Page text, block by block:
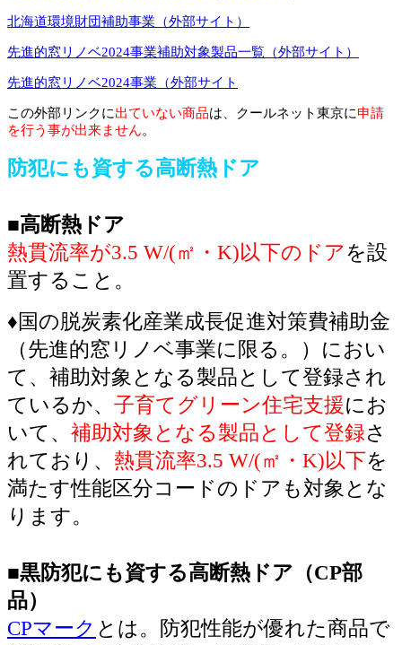
北海道環境財団補助事業（外部サイト）
先進的窓リノベ2024事業補助対象製品一覧（外部サイト）
先進的窓リノベ2024事業（外部サイト
この外部リンクに出ていない商品は、クールネット東京に申請
を行う事が出来ません。
防犯にも資する高断熱ドア
■高断熱ドア
熱貫流率が3.5 W/(㎡・K)以下のドアを設
置すること。
♦国の脱炭素化産業成長促進対策費補助金
（先進的窓リノベ事業に限る。）におい
て、補助対象となる製品として登録され
ているか、 子育てグリーン住宅支援にお
いて、 補助対象となる製品として登録さ
れており、 熱貫流率3.5 W/(㎡・K)以下を
満たす性能区分コードのドアも対象とな
ります。
■黒防犯にも資する高断熱ドア（CP部
品）
CPマーク とは。防犯性能が優れた商品で